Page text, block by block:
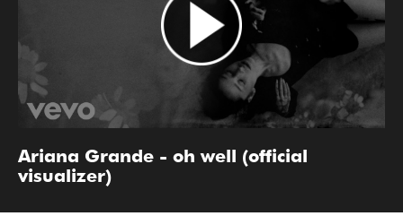
Ariana Grande - oh well (official
visualizer)